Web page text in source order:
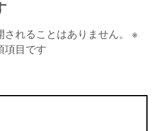
れることはありません。
※
項目です